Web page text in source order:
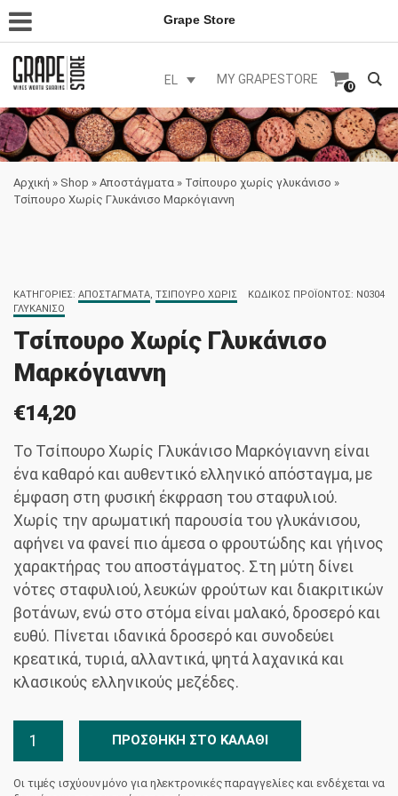
Grape Store
EL MY GRAPESTORE
0
Αρχική » Shop » Αποστάγματα » Τσίπουρο χωρίς γλυκάνισο »
Τσίπουρο Χωρίς Γλυκάνισο Μαρκόγιαννη
ΚΩΔΙΚΌΣ ΠΡΟΪΌΝΤΟΣ: N0304
ΚΑΤΗΓΟΡΊΕΣ: ΑΠΟΣΤΆΓΜΑΤΑ, ΤΣΊΠΟΥΡΟ ΧΩΡΊΣ
ΓΛΥΚΆΝΙΣΟ
Τσίπουρο Χωρίς Γλυκάνισο
Μαρκόγιαννη
€14,20
Το Τσίπουρο Χωρίς Γλυκάνισο Μαρκόγιαννη είναι
ένα καθαρό και αυθεντικό ελληνικό απόσταγμα, με
έμφαση στη φυσική έκφραση του σταφυλιού.
Χωρίς την αρωματική παρουσία του γλυκάνισου,
αφήνει να φανεί πιο άμεσα ο φρουτώδης και γήινος
χαρακτήρας του αποστάγματος. Στη μύτη δίνει
νότες σταφυλιού, λευκών φρούτων και διακριτικών
βοτάνων, ενώ στο στόμα είναι μαλακό, δροσερό και
ευθύ. Πίνεται ιδανικά δροσερό και συνοδεύει
κρεατικά, τυριά, αλλαντικά, ψητά λαχανικά και
κλασικούς ελληνικούς μεζέδες.
Τσίπουρο
Γλυκάνισο
ΠΡΟΣΘΉΚΗ ΣΤΟ ΚΑΛΆΘΙ
Οι τιμές ισχύουν μόνο για ηλεκτρονικές παραγγελίες και ενδέχεται να